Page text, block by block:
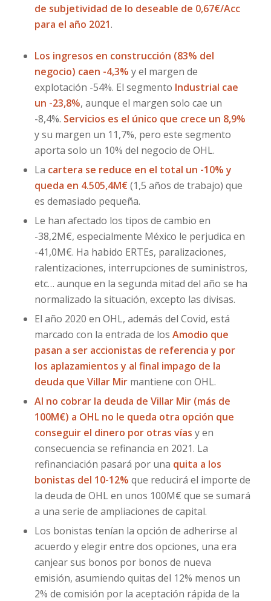
de subjetividad de lo deseable de 0,67€/Acc
para el año 2021.
Los ingresos en construcción (83% del
negocio) caen -4,3% y el margen de
explotación -54%. El segmento Industrial cae
un -23,8%, aunque el margen solo cae un
-8,4%. Servicios es el único que crece un 8,9%
y su margen un 11,7%, pero este segmento
aporta solo un 10% del negocio de OHL.
La cartera se reduce en el total un -10% y
queda en 4.505,4M€(1,5 años de trabajo) que
es demasiado pequeña.
Le han afectado los tipos de cambio en
-38,2M€, especialmente México le perjudica en
-41,0M€. Ha habido ERTEs, paralizaciones,
ralentizaciones, interrupciones de suministros,
etc… aunque en la segunda mitad del año se ha
normalizado la situación, excepto las divisas.
El año 2020 en OHL, además del Covid, está
marcado con la entrada de los Amodio que
pasan a ser accionistas de referencia y por
los aplazamientos y al final impago de la
deuda que Villar Mirmantiene con OHL.
Al no cobrar la deuda de Villar Mir (más de
100M€) a OHL no le queda otra opción que
conseguir el dinero por otras vías y en
consecuencia se refinancia en 2021. La
refinanciación pasará por una quita a los
bonistas del 10-12% que reducirá el importe de
la deuda de OHL en unos 100M€ que se sumará
a una serie de ampliaciones de capital.
Los bonistas tenían la opción de adherirse al
acuerdo y elegir entre dos opciones, una era
canjear sus bonos por bonos de nueva
emisión, asumiendo quitas del 12% menos un
2% de comisión por la aceptación rápida de la